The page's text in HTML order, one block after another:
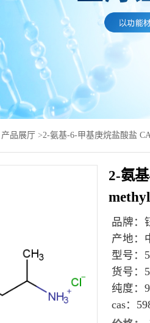
产品展厅 >2-氨基-6-甲基庚烷盐酸盐
2-氨
品牌：
产地：
型号：
货号：
纯度：
cas：